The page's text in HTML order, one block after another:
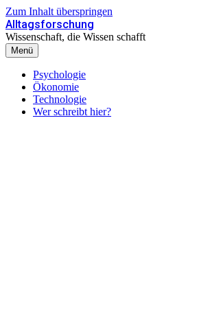
Zum Inhalt überspringen
Alltagsforschung
Wissenschaft, die Wissen schafft
Menü
Psychologie
Ökonomie
Technologie
Wer schreibt hier?